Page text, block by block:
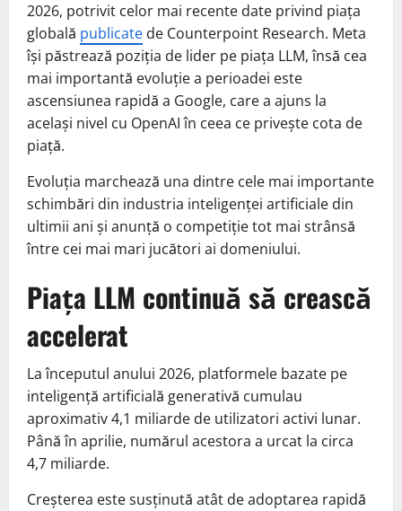
2026, potrivit celor mai recente date privind piața
globală publicate de Counterpoint Research. Meta
își păstrează poziția de lider pe piața LLM, însă cea
mai importantă evoluție a perioadei este
ascensiunea rapidă a Google, care a ajuns la
același nivel cu OpenAI în ceea ce privește cota de
piață.
Evoluția marchează una dintre cele mai importante
schimbări din industria inteligenței artificiale din
ultimii ani și anunță o competiție tot mai strânsă
între cei mai mari jucători ai domeniului.
Piața LLM continuă să crească
accelerat
La începutul anului 2026, platformele bazate pe
inteligență artificială generativă cumulau
aproximativ 4,1 miliarde de utilizatori activi lunar.
Până în aprilie, numărul acestora a urcat la circa
4,7 miliarde.
Creșterea este susținută atât de adoptarea rapidă